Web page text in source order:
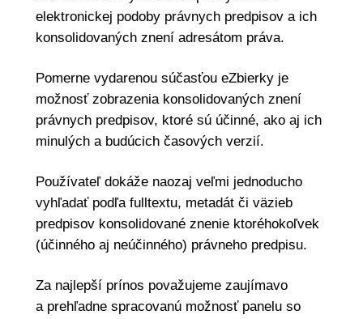
elektronickej podoby právnych predpisov a ich
konsolidovaných znení adresátom práva.
Pomerne vydarenou súčasťou eZbierky je
možnosť zobrazenia konsolidovaných znení
právnych predpisov, ktoré sú účinné, ako aj ich
minulých a budúcich časových verzií.
Používateľ dokáže naozaj veľmi jednoducho
vyhľadať podľa fulltextu, metadát či väzieb
predpisov konsolidované znenie ktoréhokoľvek
(účinného aj neúčinného) právneho predpisu.
Za najlepší prínos považujeme zaujímavo
a prehľadne spracovanú možnosť panelu so